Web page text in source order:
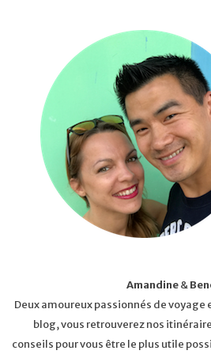
Amandine&
Deux amoureux passionnés de voyage
blog, vous retrouverez nos
conseils pour vous être le plus utile